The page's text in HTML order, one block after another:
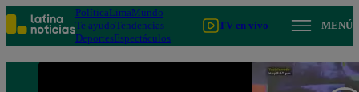
PolíticaLimaMundo
Te ayudoTendencias
DeportesEspectáculos
TV en vivo MENÚ